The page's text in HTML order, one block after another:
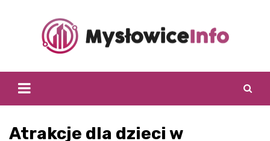
Atrakcje dla dzieci w